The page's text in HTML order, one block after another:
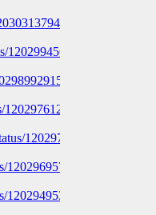
1202994568125440000
1202975001634385922